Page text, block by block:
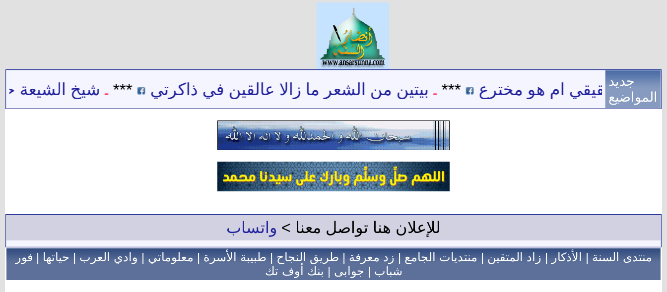
اسم حقيقي ام هو مخترع *** بيتين من الشعر ما زالا عالقين في ذاكرتي *** شيخ الشيعة
جديد
المواضيع
للإعلان هنا تواصل معنا > واتساب
منتدى السنة|الأذكار|زاد المتقين|منتديات الجامع|زد معرفة|طريق النجاح|طبيبة الأسرة|معلوماتي|وادي العرب|حياتها|فور
شباب | جوابى | بنك أوف تك